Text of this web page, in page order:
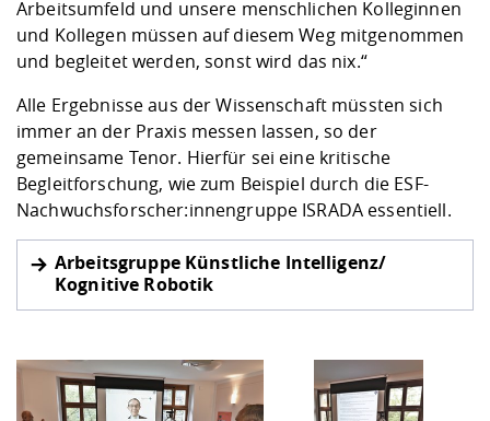
Arbeitsumfeld und unsere menschlichen Kolleginnen
und Kollegen müssen auf diesem Weg mitgenommen
und begleitet werden, sonst wird das nix.“
Alle Ergebnisse aus der Wissenschaft müssten sich
immer an der Praxis messen lassen, so der
gemeinsame Tenor. Hierfür sei eine kritische
Begleitforschung, wie zum Beispiel durch die ESF-
Nachwuchsforscher:innengruppe ISRADA essentiell.
Arbeitsgruppe Künstliche Intelligenz/
Kognitive Robotik